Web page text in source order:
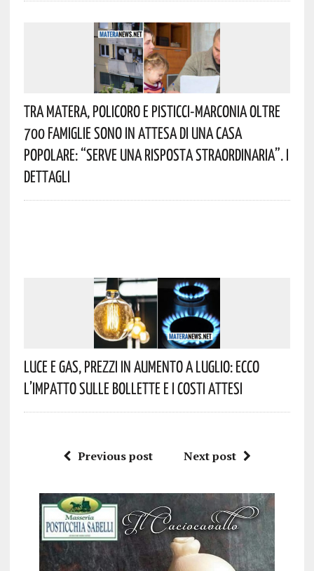
Tra Matera, Policoro E Pisticci-Marconia Oltre
700 Famiglie Sono In Attesa Di Una Casa
Popolare: “serve Una Risposta Straordinaria”. I
Dettagli
Luce E Gas, Prezzi In Aumento A Luglio: Ecco
L’impatto Sulle Bollette E I Costi Attesi
Previous post Next post